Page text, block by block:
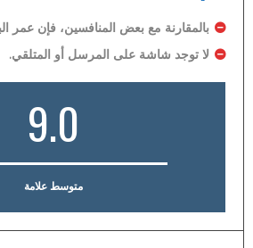
بالمقارنة مع بعض المنافسين، فإن عمر
لا توجد شاشة على المرسل أو المتلقي.
9.0
متوسط علامة